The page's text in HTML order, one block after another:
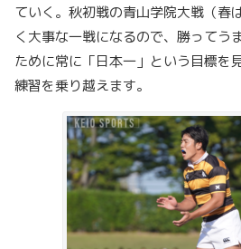
ていく。秋初戦の青山学院大戦（春
く大事な一戦になるので、勝ってう
ために常に「日本一」という目標を
練習を乗り越えます。